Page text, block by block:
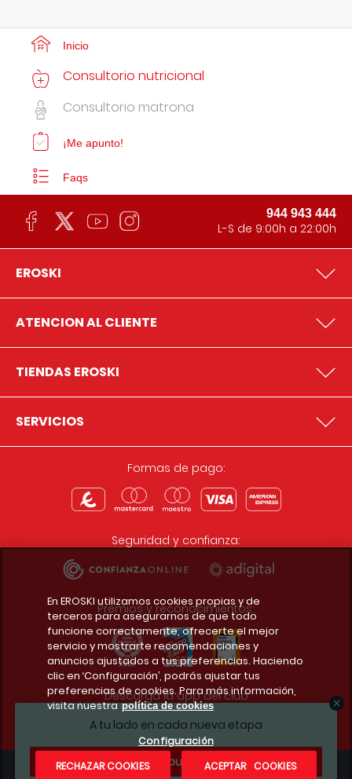
A tu lado en cada nueva etapa
¿Te apuntas?
Inicio
Consultorio nutricional
Consultorio matrona
¡Me apunto!
Faqs
944 943 444
L-S de 9:00h a 22:00h
EROSKI
ATENCION AL CLIENTE
TIENDAS EROSKI
SERVICIOS
Formas de pago:
Seguridad y confianza:
Premios y reconocimientos:
Descarga la app del club
En EROSKI utilizamos cookies propias y de
terceros para asegurarnos de que todo
funcione correctamente, ofrecerte el mejor
servicio y mostrarte recomendaciones y
anuncios ajustados a tus preferencias. Haciendo
clic en ‘Configuración’, podrás ajustar tus
preferencias de cookies. Para más información,
visita nuestra política de cookies
Configuración
RECHAZAR COOKIES
ACEPTAR COOKIES